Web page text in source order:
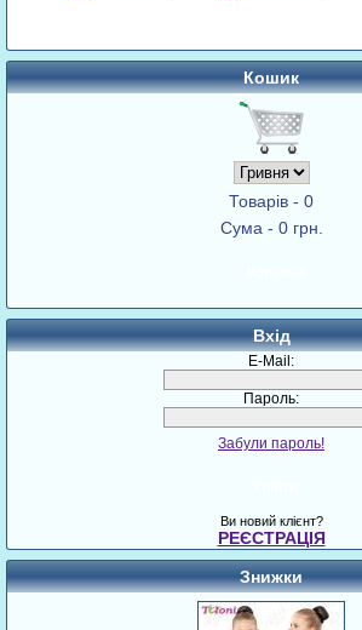
Кошик
Товарів - 0
Сума - 0 грн.
Вхід
E-Mail:
Пароль:
Забули пароль!
Ви новий клієнт?
РЕЄСТРАЦІЯ
Знижки